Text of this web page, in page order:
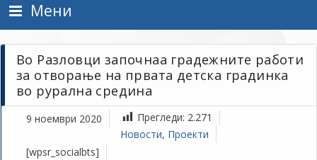
Мени
Во Разловци започнаа градежните работи
за отворање на првата детска градинка
во рурална средина
9 ноември 2020 Прегледи: 2.271
Новости, Проекти
[wpsr_socialbts]